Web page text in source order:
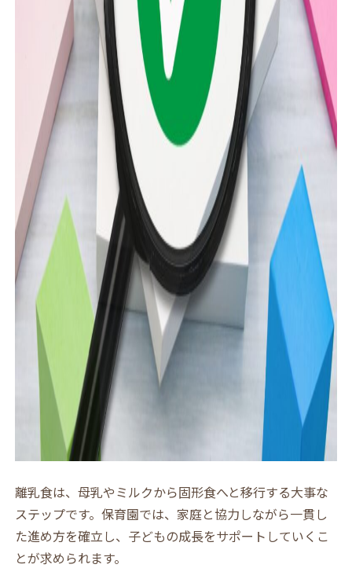
離乳食は、母乳やミルクから固形食へと移行する大事な
ステップです。保育園では、家庭と協力しながら一貫し
た進め方を確立し、子どもの成長をサポートしていくこ
とが求められます。